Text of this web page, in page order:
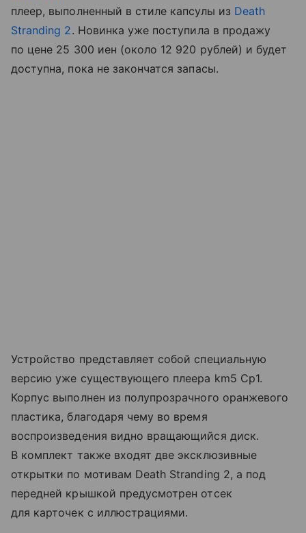
плеер, выполненный в стиле капсулы из Death
Stranding 2. Новинка уже поступила в продажу
по цене 25 300 иен (около 12 920 рублей) и будет
доступна, пока не закончатся запасы.
Устройство представляет собой специальную
версию уже существующего плеера km5 Cp1.
Корпус выполнен из полупрозрачного оранжевого
пластика, благодаря чему во время
воспроизведения видно вращающийся диск.
В комплект также входят две эксклюзивные
открытки по мотивам Death Stranding 2, а под
передней крышкой предусмотрен отсек
для карточек с иллюстрациями.